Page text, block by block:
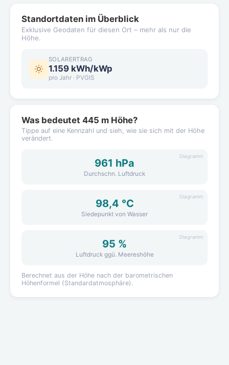
Standortdaten im Überblick
Exklusive Geodaten für diesen Ort – mehr als nur die
Höhe.
SOLARERTRAG
1.159 kWh/kWp
pro Jahr · PVGIS
Was bedeutet 445 m Höhe?
Tippe auf eine Kennzahl und sieh, wie sie sich mit der Höhe
verändert.
961 hPa
Durchschn. Luftdruck
Diagramm
98,4 °C
Siedepunkt von Wasser
Diagramm
95 %
Luftdruck ggü. Meereshöhe
Diagramm
Berechnet aus der Höhe nach der barometrischen
Höhenformel (Standardatmosphäre).